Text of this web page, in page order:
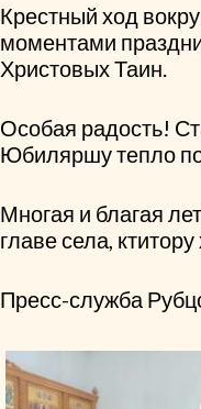
Крестный ход
моментами
Христовых Таин.
Особая радость!
Юбиляршу тепло
Многая и благая
главе села,
Пресс-служба